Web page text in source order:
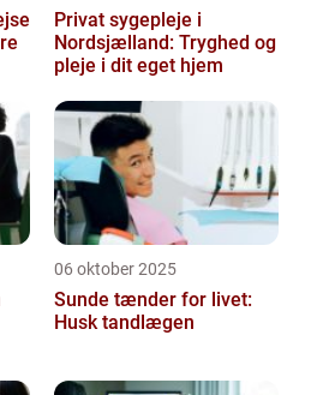
Privat sygepleje i
Nordsjælland: Tryghed og
pleje i dit eget hjem
06 oktober 2025
Sunde tænder for livet:
Husk tandlægen